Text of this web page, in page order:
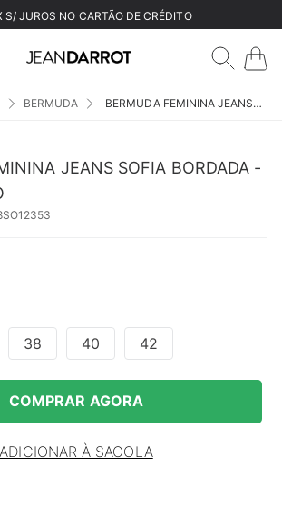
S/ JUROS NO CARTÃO DE CRÉDITO
BERMUDA BERMUDA FEMININA JEANS SOFIA BORDADA - JEANS CLARO
JEANS SOFIA BORDADA -
38 40 42
COMPRAR AGORA
ADICIONAR À SACOLA